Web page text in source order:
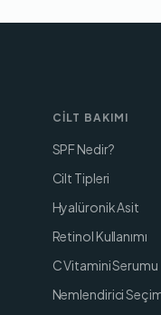
CILT BAKIMI
SPF Nedir?
Cilt Tipleri
Hyalüronik Asit
Retinol Kullanımı
C Vitamini Serumu
Nemlendirici